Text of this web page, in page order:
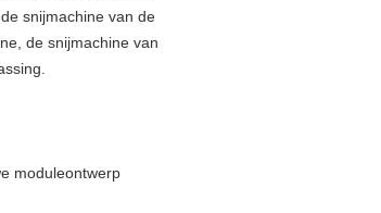
snijmachine van de
de snijmachine van
moduleontwerp